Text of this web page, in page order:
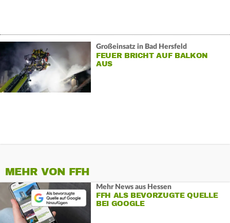
Großeinsatz in Bad Hersfeld
FEUER BRICHT AUF BALKON
AUS
MEHR VON FFH
Mehr News aus Hessen
FFH ALS BEVORZUGTE QUELLE
BEI GOOGLE